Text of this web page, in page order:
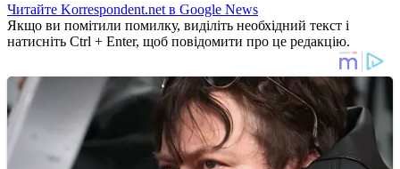
Читайте Korrespondent.net в Google News
Якщо ви помітили помилку, виділіть необхідний текст і
натисніть Ctrl + Enter, щоб повідомити про це редакцію.